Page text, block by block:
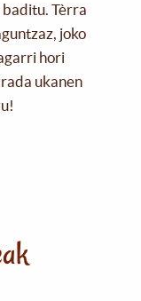
Tèrra
joko
hori
ukanen